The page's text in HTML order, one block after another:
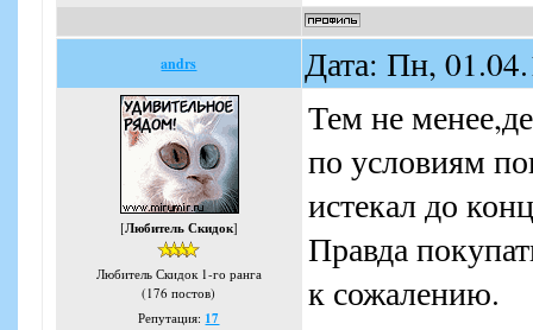
andrs Дата: Пн,
[Любитель Скидок]
Любитель Скидок 1-го ранга
(176 постов)
Репутация: 17
Тем не
по условиям
истекал до
Правда
к сожалению.